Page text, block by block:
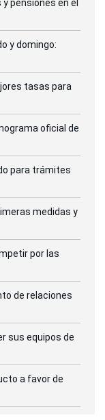
pensiones en el
y domingo:
tasas para
oficial de
para trámites
medidas y
por las
de relaciones
sus equipos de
a favor de